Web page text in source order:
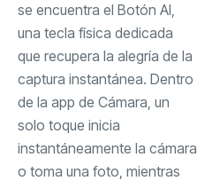
se encuentra el Botón AI,
una tecla física dedicada
que recupera la alegría de la
captura instantánea. Dentro
de la app de Cámara, un
solo toque inicia
instantáneamente la cámara
o toma una foto, mientras